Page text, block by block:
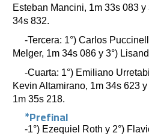
Esteban Mancini, 1m 33s 083 y
34s 832.
-Tercera: 1°) Carlos
Melger, 1m 34s 086 y 3°)
-Cuarta: 1°) Emiliano
Kevin Altamirano, 1m 34s 623
1m 35s 218.
*Prefinal
-1°) Ezequiel Roth y 2°)